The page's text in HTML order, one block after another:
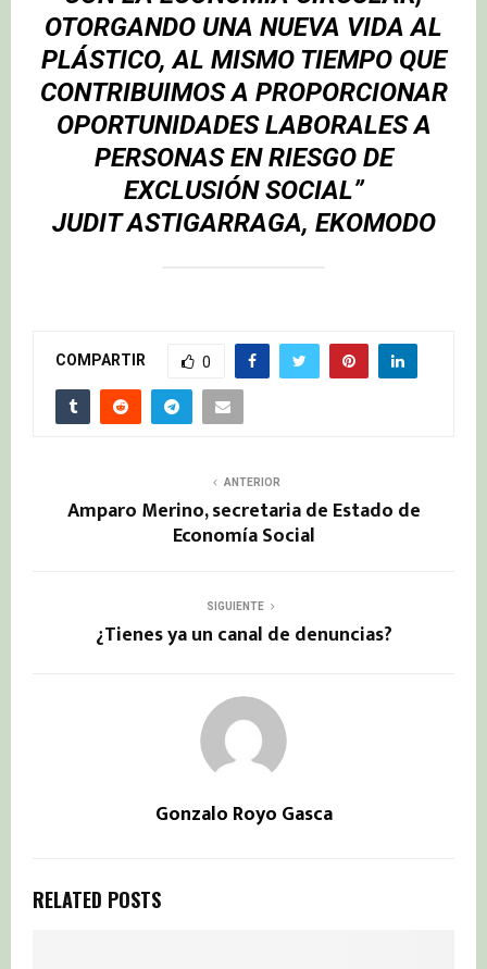
OTORGANDO UNA NUEVA VIDA AL
PLÁSTICO, AL MISMO TIEMPO QUE
CONTRIBUIMOS A PROPORCIONAR
OPORTUNIDADES LABORALES A
PERSONAS EN RIESGO DE
EXCLUSIÓN SOCIAL”
JUDIT ASTIGARRAGA, EKOMODO
COMPARTIR 0
ANTERIOR
Amparo Merino, secretaria de Estado de
Economía Social
SIGUIENTE
¿Tienes ya un canal de denuncias?
Gonzalo Royo Gasca
RELATED POSTS